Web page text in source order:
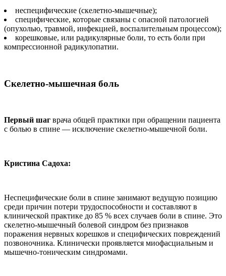
неспецифические (скелет­но-мышечные);
специфические, которые связаны с опасной патологи­ей
(опухолью, травмой, инфек­цией, воспалительным про­цессом);
корешковые, или ради­кулярные боли, то есть боли при
компрессионной радику­лопатии.
Скелетно-мышечная боль
Первый шаг врача общей прак­тики при обращении пациента
с бо­лью в спине — исключение скелет­но-мышечной боли.
Кристина Садоха:
Неспецифические боли в спи­не занимают ведущую позицию
среди причин потери трудоспособности и со­ставляют в
клинической практике до 85 % всех случаев боли в спине. Это
ске­летно-мышечный болевой синдром без признаков
поражения нервных корешков и специфических повре­ждений
позвоночника. Клинически проявляется миофасциальным и
мы­шечно-тоническим синдромами.